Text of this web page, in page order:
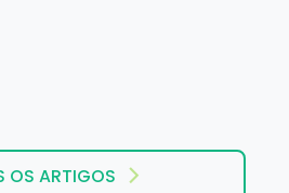
OS ARTIGOS